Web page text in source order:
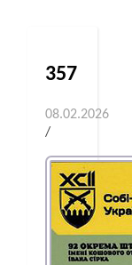
357
08.02.2026
/